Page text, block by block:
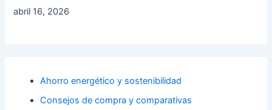
abril 16, 2026
Ahorro energético y sostenibilidad
Consejos de compra y comparativas